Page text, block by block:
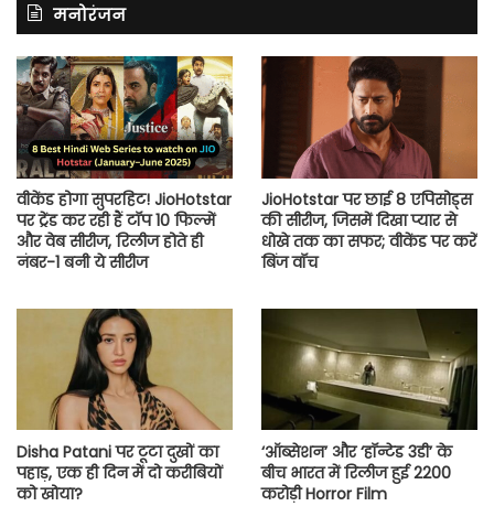
मनोरंजन
वीकेंड होगा सुपरहिट! JioHotstar
पर ट्रेंड कर रही हैं टॉप 10 फिल्में
और वेब सीरीज, रिलीज होते ही
नंबर-1 बनी ये सीरीज
JioHotstar पर छाई 8 एपिसोड्स
की सीरीज, जिसमें दिखा प्यार से
धोखे तक का सफर; वीकेंड पर करें
बिंज वॉच
Disha Patani पर टूटा दुखों का
पहाड़, एक ही दिन में दो करीबियों
को खोया?
‘ऑब्सेशन’ और ‘हॉन्टेड 3डी’ के
बीच भारत में रिलीज हुई 2200
करोड़ी Horror Film